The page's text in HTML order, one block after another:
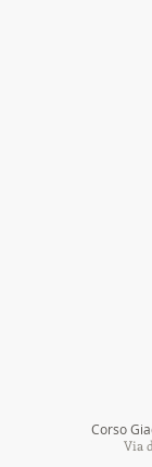
Corso
Via